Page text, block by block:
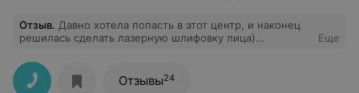
Отзыв. Давно хотела попасть в этот центр, и наконец
решилась сделать лазерную шлифовку лица)
период реабилитации прошли безболезненно
Еще
Отзывы24